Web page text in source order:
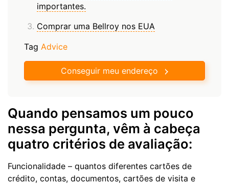
importantes.
Comprar uma Bellroy nos EUA
Tag Advice
Conseguir meu endereço
Quando pensamos um pouco
nessa pergunta, vêm à cabeça
quatro critérios de avaliação:
Funcionalidade – quantos diferentes cartões de
crédito, contas, documentos, cartões de visita e